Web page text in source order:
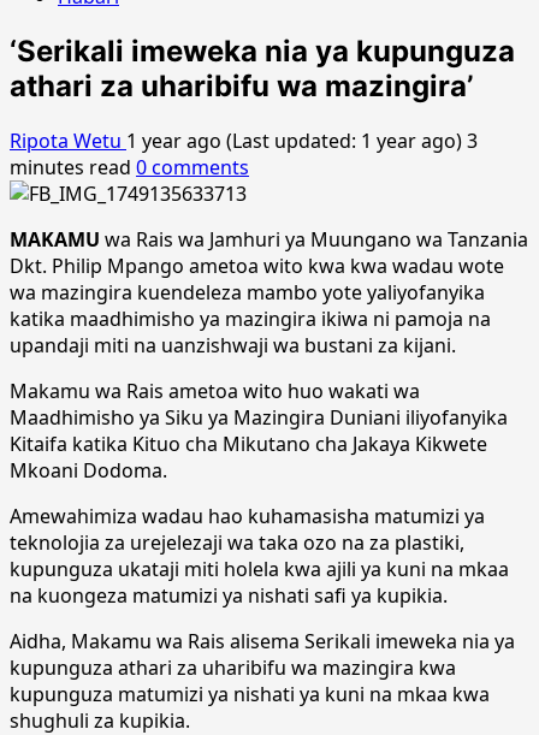
‘Serikali imeweka nia ya kupunguza
athari za uharibifu wa mazingira’
Ripota Wetu 1 year ago (Last updated: 1 year ago)3
minutes read 0 comments
MAKAMU wa Rais wa Jamhuri ya Muungano wa Tanzania
Dkt. Philip Mpango ametoa wito kwa kwa wadau wote
wa mazingira kuendeleza mambo yote yaliyofanyika
katika maadhimisho ya mazingira ikiwa ni pamoja na
upandaji miti na uanzishwaji wa bustani za kijani.
Makamu wa Rais ametoa wito huo wakati wa
Maadhimisho ya Siku ya Mazingira Duniani iliyofanyika
Kitaifa katika Kituo cha Mikutano cha Jakaya Kikwete
Mkoani Dodoma.
Amewahimiza wadau hao kuhamasisha matumizi ya
teknolojia za urejelezaji wa taka ozo na za plastiki,
kupunguza ukataji miti holela kwa ajili ya kuni na mkaa
na kuongeza matumizi ya nishati safi ya kupikia.
Aidha, Makamu wa Rais alisema Serikali imeweka nia ya
kupunguza athari za uharibifu wa mazingira kwa
kupunguza matumizi ya nishati ya kuni na mkaa kwa
shughuli za kupikia.